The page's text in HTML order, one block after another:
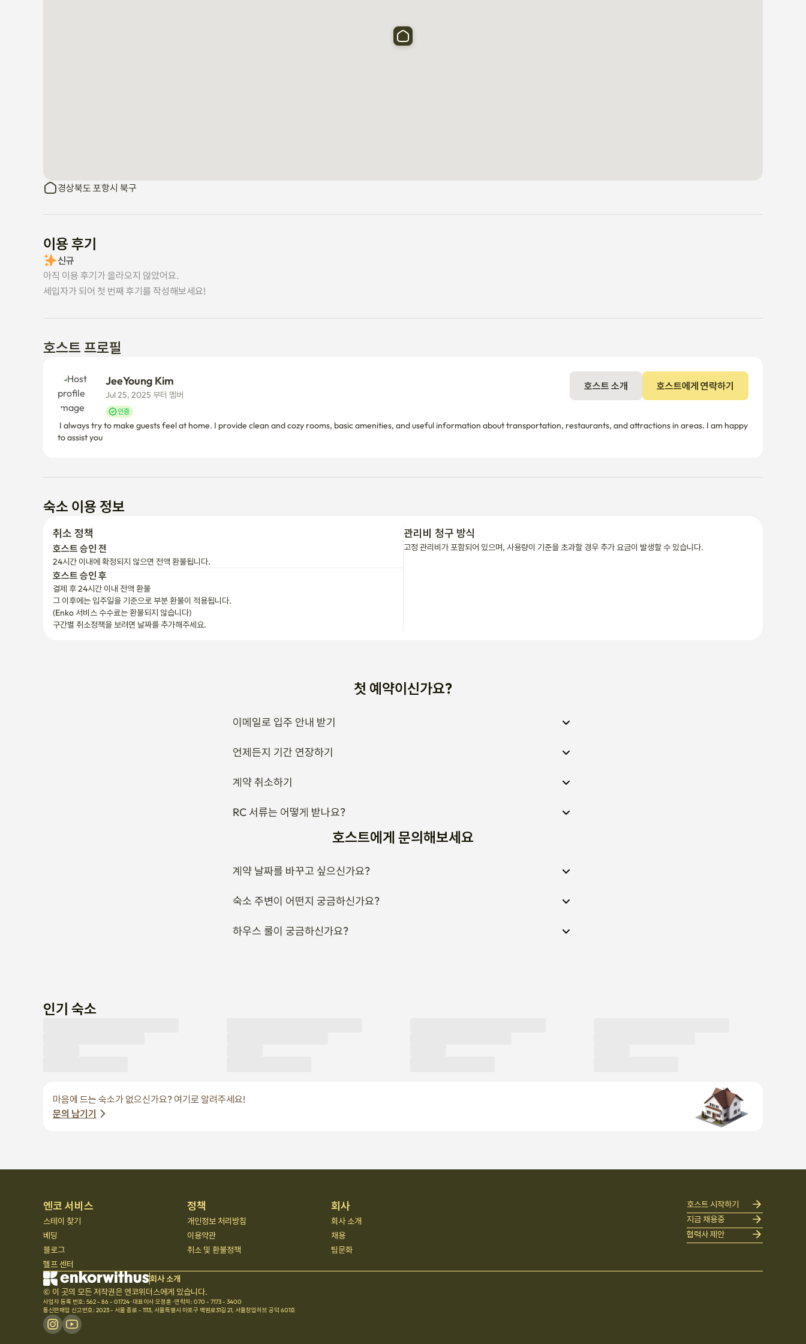
경상북도 포항시 북구
이용 후기
신규
아직 이용 후기가 올라오지 않았어요.
세입자가 되어 첫 번째 후기를 작성해보세요!
호스트 프로필
JeeYoung Kim
Jul 25, 2025 부터 멤버
인증
호스트 소개 호스트에게 연락하기
to assist you
숙소 이용 정보
취소 정책
호스트 승인 전
24시간 이내에 확정되지 않으면 전액 환불됩니다.
호스트 승인 후
결제 후 24시간 이내 전액 환불
그 이후에는 입주일을 기준으로 부분 환불이 적용됩니다.
(Enko 서비스 수수료는 환불되지 않습니다)
구간별 취소정책을 보려면 날짜를 추가해주세요.
관리비 청구 방식
고정 관리비가 포함되어 있으며, 사용량이 기준을 초과할 경우 추가 요금이 발생할 수 있습니다.
첫 예약이신가요?
이메일로 입주 안내 받기
언제든지 기간 연장하기
계약 취소하기
RC 서류는 어떻게 받나요?
호스트에게 문의해보세요
계약 날짜를 바꾸고 싶으신가요?
숙소 주변이 어떤지 궁금하신가요?
하우스 룰이 궁금하신가요?
인기 숙소
마음에 드는 숙소가 없으신가요? 여기로 알려주세요!
문의 남기기
엔코 서비스
스테이 찾기
베딩
블로그
헬프 센터
정책
개인정보 처리방침
이용약관
취소 및 환불정책
회사
회사 소개
채용
팀문화
호스트 시작하기
지금 채용중
협력사 제안
회사 소개
© 이 곳의 모든 저작권은 엔코위더스에게 있습니다.
사업자 등록 번호: 562 - 86 - 01724·대표이사 오정훈 ·연락처: 070 - 7173 - 3400
통신판매업 신고번호: 2023 - 서울 종로 - 1113, 서울특별시 마포구 백범로31길 21, 서울창업허브 공덕 601호